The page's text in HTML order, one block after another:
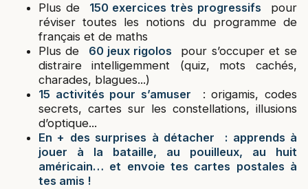
Plus de 150 exercices très progressifs pour
réviser toutes les notions du programme de
français et de maths
Plus de 60 jeux rigolos pour s’occuper et se
distraire intelligemment (quiz, mots cachés,
charades, blagues...)
15 activités pour s’amuser : origamis, codes
secrets, cartes sur les constellations, illusions
d’optique...
En + des surprises à détacher : apprends à
jouer à la bataille, au pouilleux, au huit
américain… et envoie tes cartes postales à
tes amis !